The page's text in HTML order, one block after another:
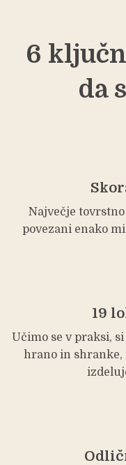
6
da
Največje
povezani enako
19
Učimo se v praksi,
hrano in shranke,